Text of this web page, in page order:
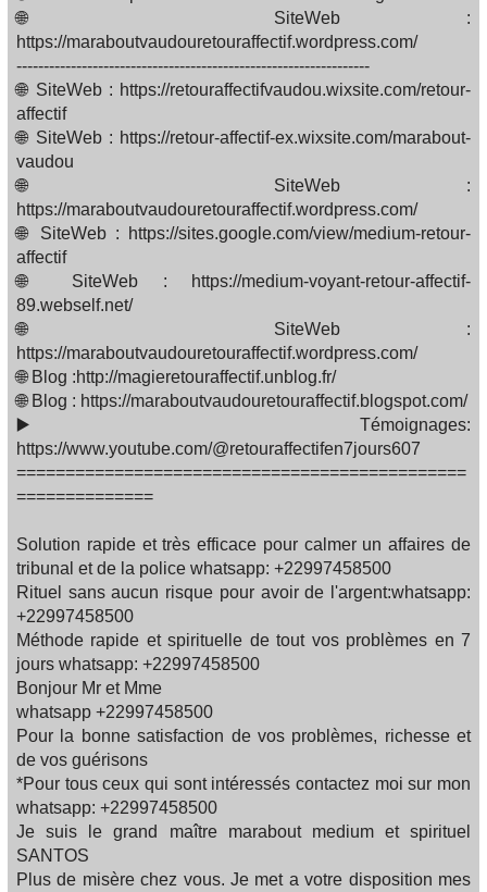
🌐 SiteWeb :
https://maraboutvaudouretouraffectif.wordpress.com/
-----------------------------------------------------------------
🌐 SiteWeb : https://retouraffectifvaudou.wixsite.com/retour-
affectif
🌐 SiteWeb : https://retour-affectif-ex.wixsite.com/marabout-
vaudou
🌐 SiteWeb :
https://maraboutvaudouretouraffectif.wordpress.com/
🌐 SiteWeb : https://sites.google.com/view/medium-retour-
affectif
🌐 SiteWeb : https://medium-voyant-retour-affectif-
89.webself.net/
🌐 SiteWeb :
https://maraboutvaudouretouraffectif.wordpress.com/
🌐 Blog :http://magieretouraffectif.unblog.fr/
🌐 Blog : https://maraboutvaudouretouraffectif.blogspot.com/
▶️ Témoignages:
https://www.youtube.com/@retouraffectifen7jours607
==============================================
==============
Solution rapide et très efficace pour calmer un affaires de
tribunal et de la police whatsapp: +22997458500
Rituel sans aucun risque pour avoir de l'argent:whatsapp:
+22997458500
Méthode rapide et spirituelle de tout vos problèmes en 7
jours whatsapp: +22997458500
Bonjour Mr et Mme
whatsapp +22997458500
Pour la bonne satisfaction de vos problèmes, richesse et
de vos guérisons
*Pour tous ceux qui sont intéressés contactez moi sur mon
whatsapp: +22997458500
Je suis le grand maître marabout medium et spirituel
SANTOS
Plus de misère chez vous. Je met a votre disposition mes